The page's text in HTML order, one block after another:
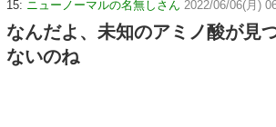
15: ニューノーマルの名無しさん 2022/06/06(月)
なんだよ、未知のアミノ酸が見
ないのね